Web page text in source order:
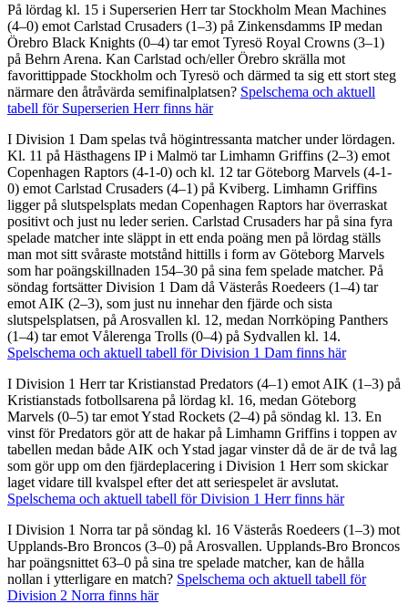
På lördag kl. 15 i Superserien Herr tar Stockholm Mean Machines
(4–0) emot Carlstad Crusaders (1–3) på Zinkensdamms IP medan
Örebro Black Knights (0–4) tar emot Tyresö Royal Crowns (3–1)
på Behrn Arena. Kan Carlstad och/eller Örebro skrälla mot
favorittippade Stockholm och Tyresö och därmed ta sig ett stort steg
närmare den åtråvärda semifinalplatsen? Spelschema och aktuell
tabell för Superserien Herr finns här
I Division 1 Dam spelas två högintressanta matcher under lördagen.
Kl. 11 på Hästhagens IP i Malmö tar Limhamn Griffins (2–3) emot
Copenhagen Raptors (4-1-0) och kl. 12 tar Göteborg Marvels (4-1-
0) emot Carlstad Crusaders (4–1) på Kviberg. Limhamn Griffins
ligger på slutspelsplats medan Copenhagen Raptors har överraskat
positivt och just nu leder serien. Carlstad Crusaders har på sina fyra
spelade matcher inte släppt in ett enda poäng men på lördag ställs
man mot sitt svåraste motstånd hittills i form av Göteborg Marvels
som har poängskillnaden 154–30 på sina fem spelade matcher. På
söndag fortsätter Division 1 Dam då Västerås Roedeers (1–4) tar
emot AIK (2–3), som just nu innehar den fjärde och sista
slutspelsplatsen, på Arosvallen kl. 12, medan Norrköping Panthers
(1–4) tar emot Vålerenga Trolls (0–4) på Sydvallen kl. 14.
Spelschema och aktuell tabell för Division 1 Dam finns här
I Division 1 Herr tar Kristianstad Predators (4–1) emot AIK (1–3) på
Kristianstads fotbollsarena på lördag kl. 16, medan Göteborg
Marvels (0–5) tar emot Ystad Rockets (2–4) på söndag kl. 13. En
vinst för Predators gör att de hakar på Limhamn Griffins i toppen av
tabellen medan både AIK och Ystad jagar vinster då de är de två lag
som gör upp om den fjärdeplacering i Division 1 Herr som skickar
laget vidare till kvalspel efter det att seriespelet är avslutat.
Spelschema och aktuell tabell för Division 1 Herr finns här
I Division 1 Norra tar på söndag kl. 16 Västerås Roedeers (1–3) mot
Upplands-Bro Broncos (3–0) på Arosvallen. Upplands-Bro Broncos
har poängsnittet 63–0 på sina tre spelade matcher, kan de hålla
nollan i ytterligare en match? Spelschema och aktuell tabell för
Division 2 Norra finns här